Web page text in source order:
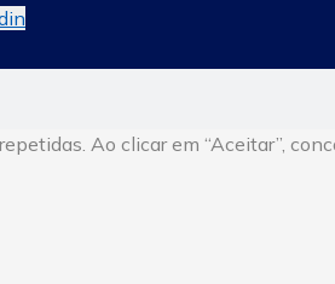
Ao clicar em “Aceitar”,